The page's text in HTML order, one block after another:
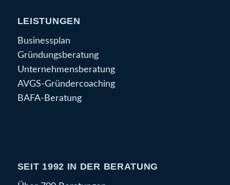
LEISTUNGEN
Businessplan
Gründungsberatung
Unternehmensberatung
AVGS-Gründercoaching
BAFA-Beratung
SEIT 1992 IN DER BERATUNG